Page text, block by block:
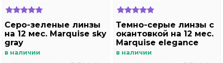
Серо-зеленые линзы
на 12 мес. Marquise sky
gray
в наличии
Темно-серые линзы c
окантовкой на 12 мес.
Marquise elegance
dark gray m2
в наличии